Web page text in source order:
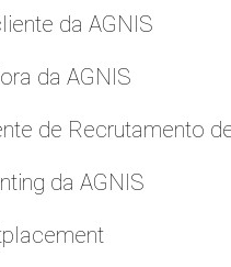
da AGNIS
da AGNIS
de Recrutamento
da AGNIS